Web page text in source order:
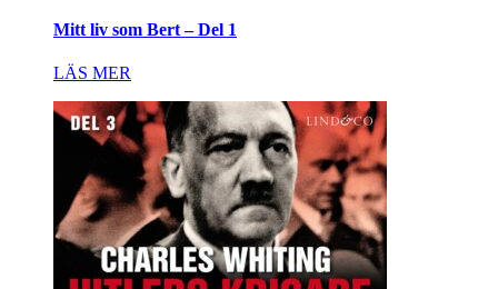
Mitt liv som Bert – Del 1
LÄS MER